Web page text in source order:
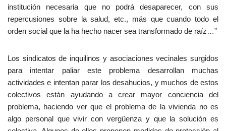
institución necesaria que no podrá desaparecer, con sus
repercusiones sobre la salud, etc., más que cuando todo el
orden social que la ha hecho nacer sea transformado de raíz…”
Los sindicatos de inquilinos y asociaciones vecinales surgidos
para intentar paliar este problema desarrollan muchas
actividades e intentan parar los desahucios, y muchos de estos
colectivos están ayudando a crear mayor conciencia del
problema, haciendo ver que el problema de la vivienda no es
algo personal que vivir con vergüenza y que la solución es